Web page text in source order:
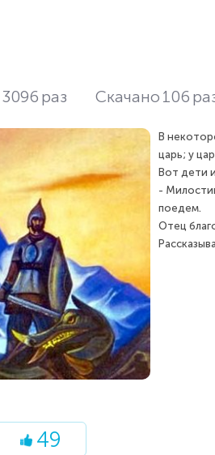
3096 раз Скачано 106
В
царь; у
Вот дети
-
поедем.
Отец
49